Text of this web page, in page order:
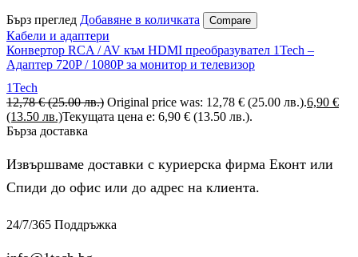
Бърз преглед Добавяне в количката Compare
Кабели и адаптери
Конвертор RCA / AV към HDMI преобразувател 1Tech –
Адаптер 720P / 1080P за монитор и телевизор
1Tech
12,78€ (25.00 лв.) Original price was: 12,78 € (25.00 лв.).6,90 €
(13.50 лв.)Текущата цена е: 6,90 € (13.50 лв.).
Бърза доставка
Извършваме доставки с куриерска фирма Еконт или
Спиди до офис или до адрес на клиента.
24/7/365 Поддръжка